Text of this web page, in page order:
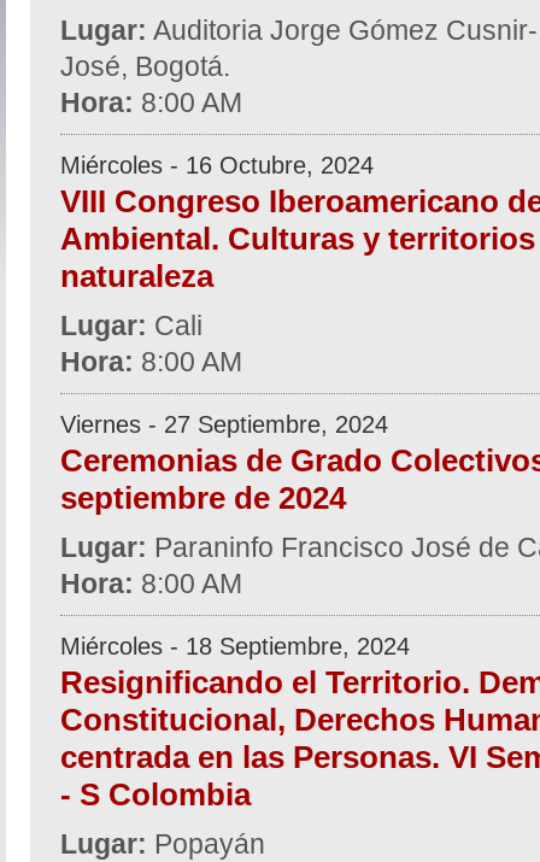
Lugar: Auditoria Jorge Gómez
José, Bogotá.
Hora: 8:00 AM
Miércoles - 16 Octubre, 2024
VIII Congreso Iberoamericano
Ambiental. Culturas y territorios
naturaleza
Lugar: Cali
Hora: 8:00 AM
Viernes - 27 Septiembre, 2024
Ceremonias de Grado
septiembre de 2024
Lugar: Paraninfo Francisco José de
Hora: 8:00 AM
Miércoles - 18 Septiembre, 2024
Resignificando el Territorio.
Constitucional, Derechos
centrada en las Personas. VI
- S Colombia
Lugar: Popayán